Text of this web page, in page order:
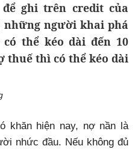
ghi trên credit của
người khai phá
thể kéo dài đến 10
thuế thì có thể kéo dài
khăn hiện nay, nợ nần là
nhức đầu. Nếu không đủ